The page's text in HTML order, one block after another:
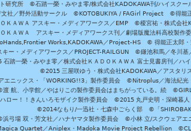
究所 ©石踏一榮・みやま零/株式会社KADOKAWA刊/ハイスク
社／野外活動サークル ©KOTOBUKIYA / FAGirl Project ©得能
ＫＡＷＡ アスキー・メディアワークス／EMP ©榎宮祐・株式会社
ＫＡＷＡ アスキー・メディアワークス刊／劇場版魔法科高校
Works,KADOKAWA／Project-HS © 得能正太郎・
ー・メディアワークス／PROJECT-RAILGUN ©鎌池和馬／冬川基
踏一榮・みやま零／株式会社ＫＡＤＯＫＡＷＡ 富士見書房刊／ハ
©2015 三屋咲ゆう・株式会社KADOKAWA／アスタリ
エニックス・「WORKING!!3」製作委員会 ©Nitroplus／海法紀光
航、小学館／やはりこの製作委員会はまちがっている。続
ロー！！きんいろモザイク製作委員会 ©2015 丸戸史明・深崎暮人
©2014なもり/一迅社・七森中ごらく部 ©「
弓場 双・芳文社／ハナヤマタ製作委員会 ©小林 立/スクウェアエ
Quartet／Aniplex・Madoka Movie Project Rebellion